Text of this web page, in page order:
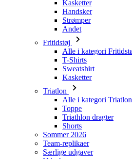
Alle i kategori Fritidstøj
T-Shirts
Sweatshirt
Kasketter
Triatlon
Alle i kategori Triatlon
Toppe
Triathlon dragter
Shorts
Sommer 2026
Team-replikaer
Særlige udgaver
Udsalg
Gavekort
Børn
Alle i kategori Børn